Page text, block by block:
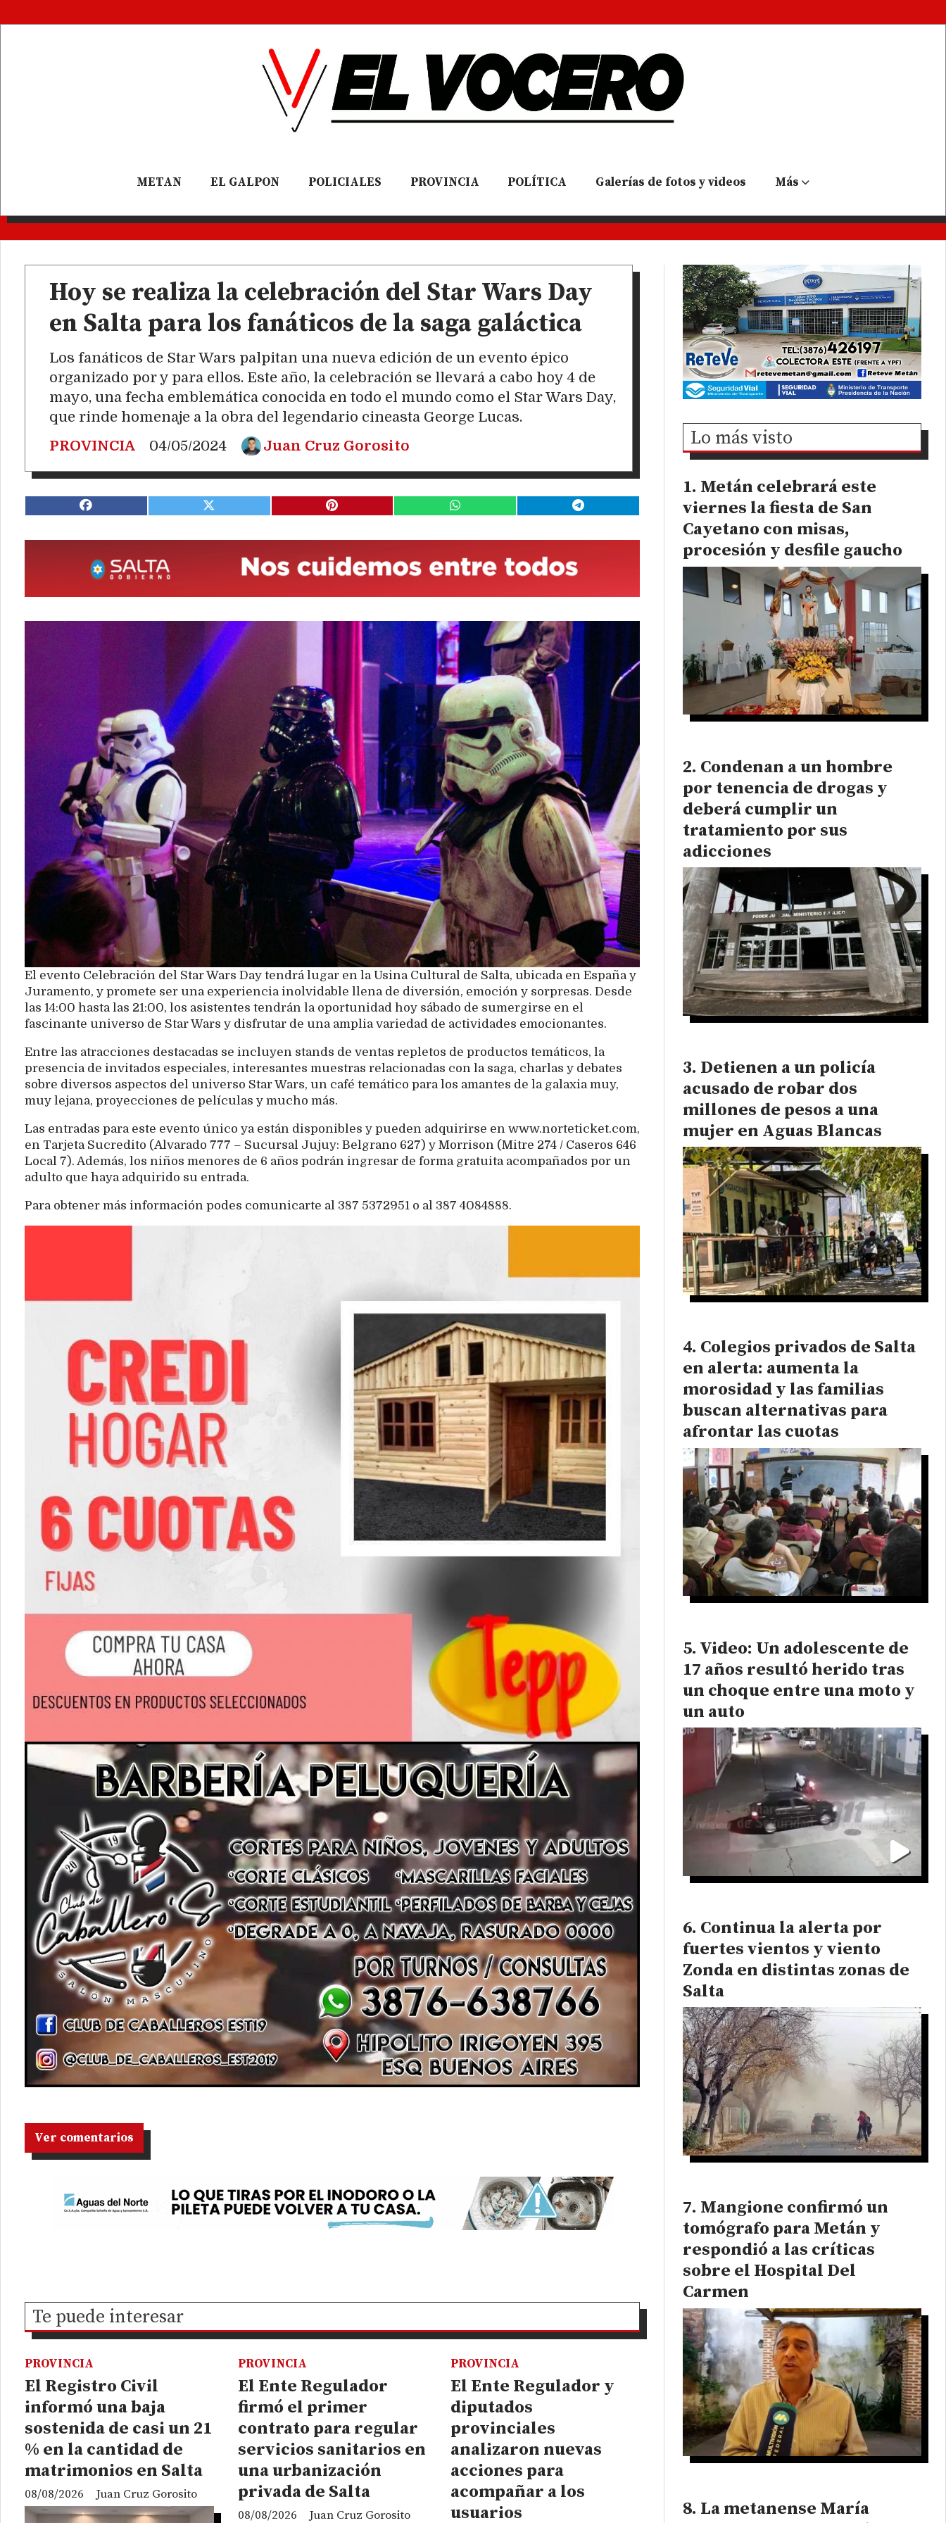
METAN EL GALPON POLICIALES PROVINCIA POLÍTICA Galerías de fotos y videos Más
Hoy se realiza la celebración del Star Wars Day
en Salta para los fanáticos de la saga galáctica
Los fanáticos de Star Wars palpitan una nueva edición de un evento épico
organizado por y para ellos. Este año, la celebración se llevará a cabo hoy 4 de
mayo, una fecha emblemática conocida en todo el mundo como el Star Wars Day,
que rinde homenaje a la obra del legendario cineasta George Lucas.
PROVINCIA
04/05/2024 Juan Cruz Gorosito
El evento Celebración del Star Wars Day tendrá lugar en la Usina Cultural de Salta, ubicada en España y
Juramento, y promete ser una experiencia inolvidable llena de diversión, emoción y sorpresas. Desde
las 14:00 hasta las 21:00, los asistentes tendrán la oportunidad hoy sábado de sumergirse en el
fascinante universo de Star Wars y disfrutar de una amplia variedad de actividades emocionantes.
Entre las atracciones destacadas se incluyen stands de ventas repletos de productos temáticos, la
presencia de invitados especiales, interesantes muestras relacionadas con la saga, charlas y debates
sobre diversos aspectos del universo Star Wars, un café temático para los amantes de la galaxia muy,
muy lejana, proyecciones de películas y mucho más.
Las entradas para este evento único ya están disponibles y pueden adquirirse en www.norteticket.com,
en Tarjeta Sucredito (Alvarado 777 – Sucursal Jujuy: Belgrano 627) y Morrison (Mitre 274 / Caseros 646
Local 7). Además, los niños menores de 6 años podrán ingresar de forma gratuita acompañados por un
adulto que haya adquirido su entrada.
Para obtener más información podes comunicarte al 387 5372951 o al 387 4084888.
Ver comentarios
Te puede interesar
El Registro Civil
informó una baja
sostenida de casi un 21
% en la cantidad de
matrimonios en Salta
Juan Cruz Gorosito
PROVINCIA
08/08/2026
El Ente Regulador
firmó el primer
contrato para regular
servicios sanitarios en
una urbanización
privada de Salta
Juan Cruz Gorosito
PROVINCIA
08/08/2026
El Ente Regulador y
diputados
provinciales
analizaron nuevas
acciones para
acompañar a los
usuarios
PROVINCIA
Lo más visto
Metán celebrará este
viernes la fiesta de San
Cayetano con misas,
procesión y desfile gaucho
Condenan a un hombre
por tenencia de drogas y
deberá cumplir un
tratamiento por sus
adicciones
Detienen a un policía
acusado de robar dos
millones de pesos a una
mujer en Aguas Blancas
Colegios privados de Salta
en alerta: aumenta la
morosidad y las familias
buscan alternativas para
afrontar las cuotas
Video: Un adolescente de
17 años resultó herido tras
un choque entre una moto y
un auto
Continua la alerta por
fuertes vientos y viento
Zonda en distintas zonas de
Salta
Mangione confirmó un
tomógrafo para Metán y
respondió a las críticas
sobre el Hospital Del
Carmen
La metanense María